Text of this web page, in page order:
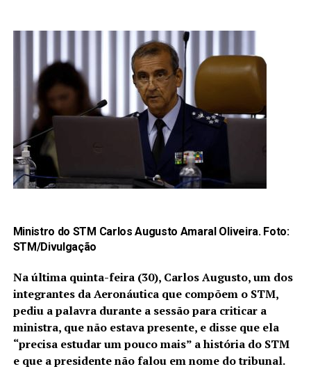
Ministro do STM Carlos Augusto Amaral Oliveira. Foto:
STM/Divulgação
Na última quinta-feira (30), Carlos Augusto, um dos
integrantes da Aeronáutica que compõem o STM,
pediu a palavra durante a sessão para criticar a
ministra, que não estava presente, e disse que ela
“precisa estudar um pouco mais” a história do STM
e que a presidente não falou em nome do tribunal.